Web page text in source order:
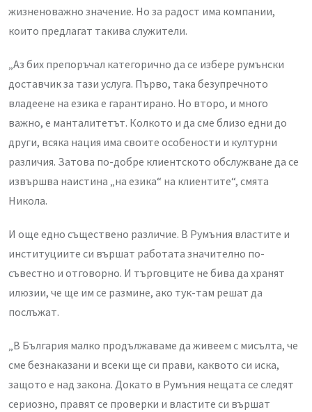
жизненоважно значение. Но за радост има компании,
които предлагат такива служители.
„Аз бих препоръчал категорично да се избере румънски
доставчик за тази услуга. Първо, така безупречното
владеене на езика е гарантирано. Но второ, и много
важно, е манталитетът. Колкото и да сме близо едни до
други, всяка нация има своите особености и културни
различия. Затова по-добре клиентското обслужване да се
извършва наистина „на езика“ на клиентите“, смята
Никола.
И още едно съществено различие. В Румъния властите и
институциите си вършат работата значително по-
съвестно и отговорно. И търговците не бива да хранят
илюзии, че ще им се размине, ако тук-там решат да
послъжат.
„В България малко продължаваме да живеем с мисълта, че
сме безнаказани и всеки ще си прави, каквото си иска,
защото е над закона. Докато в Румъния нещата се следят
сериозно, правят се проверки и властите си вършат